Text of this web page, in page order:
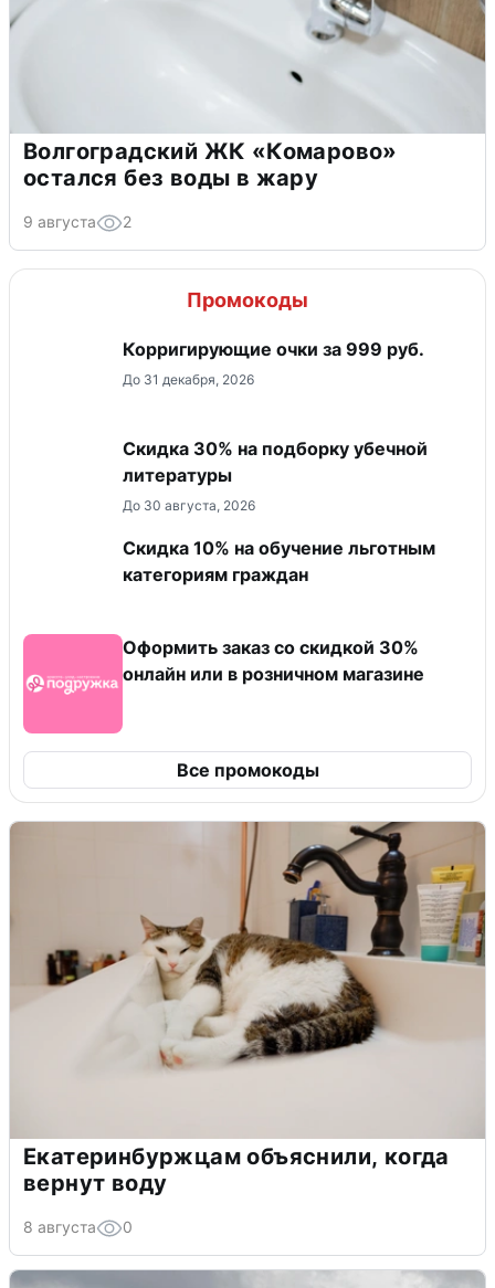
Волгоградский ЖК «Комарово»
остался без воды в жару
9 августа 2
Промокоды
Корригирующие очки за 999 руб.
До 31 декабря, 2026
Скидка 30% на подборку убечной
литературы
До 30 августа, 2026
Скидка 10% на обучение льготным
категориям граждан
Оформить заказ со скидкой 30%
онлайн или в розничном магазине
Все промокоды
Екатеринбуржцам объяснили, когда
вернут воду
8 августа 0